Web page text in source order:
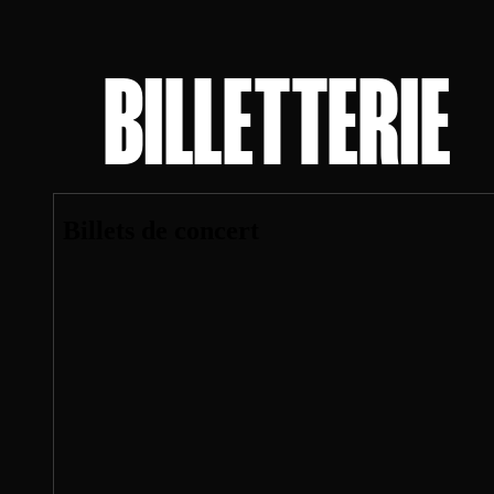
avec un nouveau projet prévu cette
qui présage de nouvelles facettes à
BILLETTERIE